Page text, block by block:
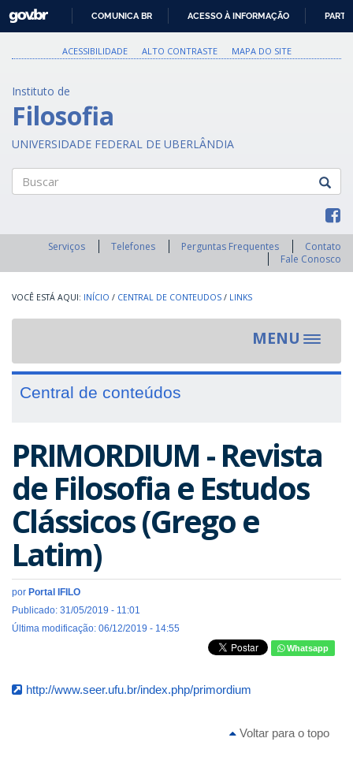
PARA
O
GOVBR
COMUNICA BR ACESSO À INFORMAÇÃO
ACESSIBILIDADE ALTO CONTRASTE MAPA DO SITE
Instituto de
Filosofia
UNIVERSIDADE FEDERAL DE UBERLÂNDIA
Serviços Telefones Perguntas Frequentes
Contato
Fale Conosco
INÍCIO / CENTRAL DE CONTEUDOS / LINKS
MENU
Toggle
Central de conteúdos
PRIMORDIUM - Revista
de Filosofia e Estudos
Clássicos (Grego e
Latim)
por Portal IFILO
Publicado: 31/05/2019 - 11:01
Última modificação: 06/12/2019 - 14:55
Whatsapp
http://www.seer.ufu.br/index.php/primordium
Voltar para o topo